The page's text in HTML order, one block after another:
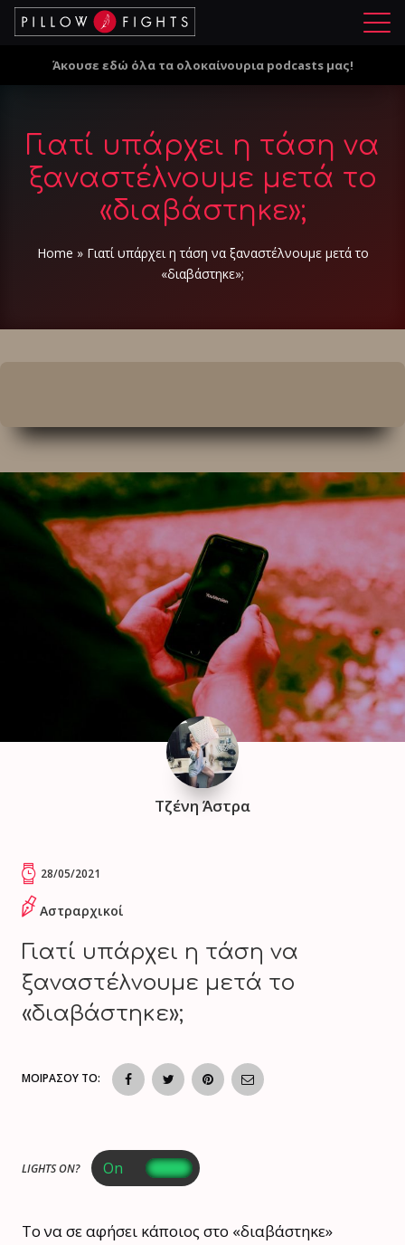
Μ
ο
Άκουσε εδώ όλα τα ολοκαίνουρια podcasts μας!
Γιατί υπάρχει η τάση να
ξαναστέλνουμε μετά το
«διαβάστηκε»;
Home » Γιατί υπάρχει η τάση να ξαναστέλνουμε μετά το
«διαβάστηκε»;
Τζένη Άστρα
28/05/2021
Αστραρχικοί
Γιατί υπάρχει η τάση να
ξαναστέλνουμε μετά το
«διαβάστηκε»;
ΜΟΙΡΑΣΟΥ ΤΟ:
LIGHTS ON?
Το να σε αφήσει κάποιος στο «διαβάστηκε»